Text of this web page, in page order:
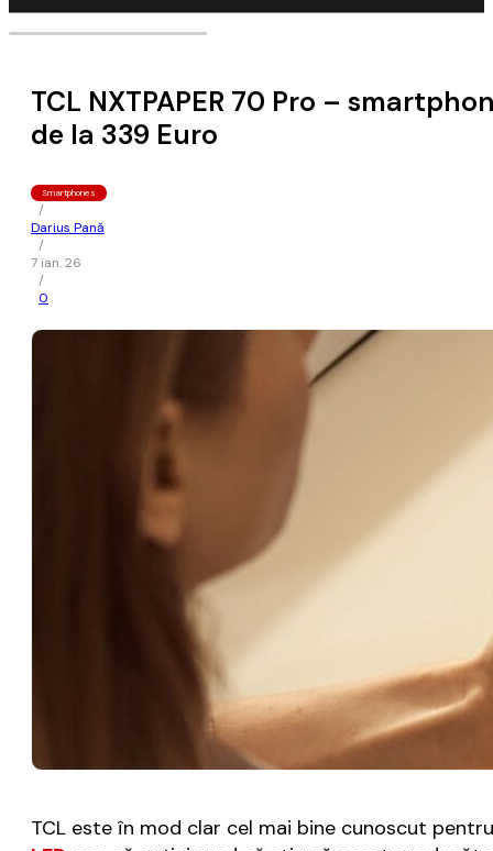
TCL NXTPAPER 70 Pro –
de la 339 Euro
Smartphones
/
Darius Pană
/
7 ian. 26
/
0
TCL este în mod clar cel mai bine cunoscut